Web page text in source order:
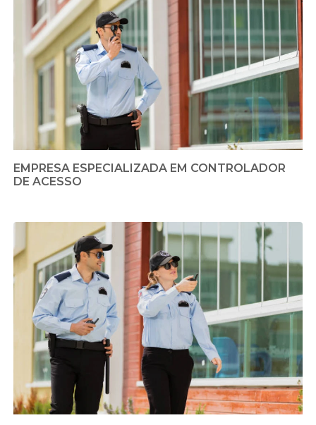
EMPRESA ESPECIALIZADA EM CONTROLADOR
DE ACESSO